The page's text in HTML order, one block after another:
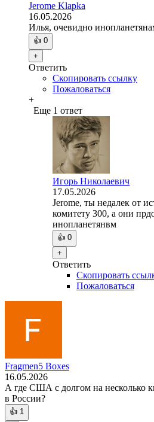
Jerome Klapka
16.05.2026
Илья, очевидно
👍 0
+
Ответить
Скопировать ссылку
Пожаловаться
+
Еще 1 ответ
Игорь Николаевич
17.05.2026
Jerome, ты недалек от
комитету 300, а они
инопланетянвм
👍 0
+
Ответить
Скопировать
Пожаловаться
Fragmen5 Boxes
16.05.2026
А где США с долгом на несколько
в России?
👍 1